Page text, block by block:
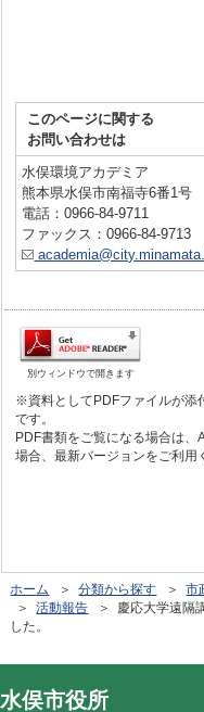
このページに関する
お問い合わせは
水俣環境アカデミア
熊本県水俣市南福寺6番1号
電話：0966-84-9711
ファックス：0966-84-9713
別ウィンドウで開きます
※資料としてPDFファイルが添
です。
PDF書類をご覧になる場合は
場合、最新バージョンをご利用
ホーム ＞分類から探す ＞市
＞活動報告 ＞ 慶応大学遠隔
した。
水俣市役所